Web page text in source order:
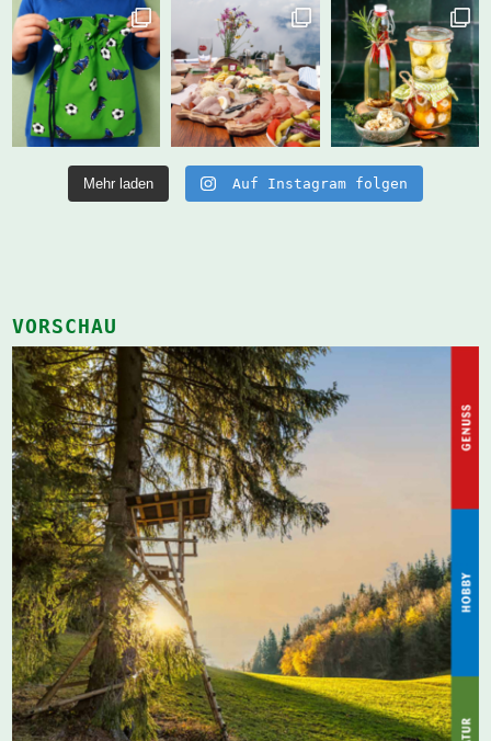
Mehr laden Auf Instagram folgen
VORSCHAU